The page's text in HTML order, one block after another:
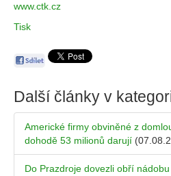
www.ctk.cz
Tisk
Další články v
Americké firmy obviněné z
dohodě 53 milionů darují
Do Prazdroje dovezli obří